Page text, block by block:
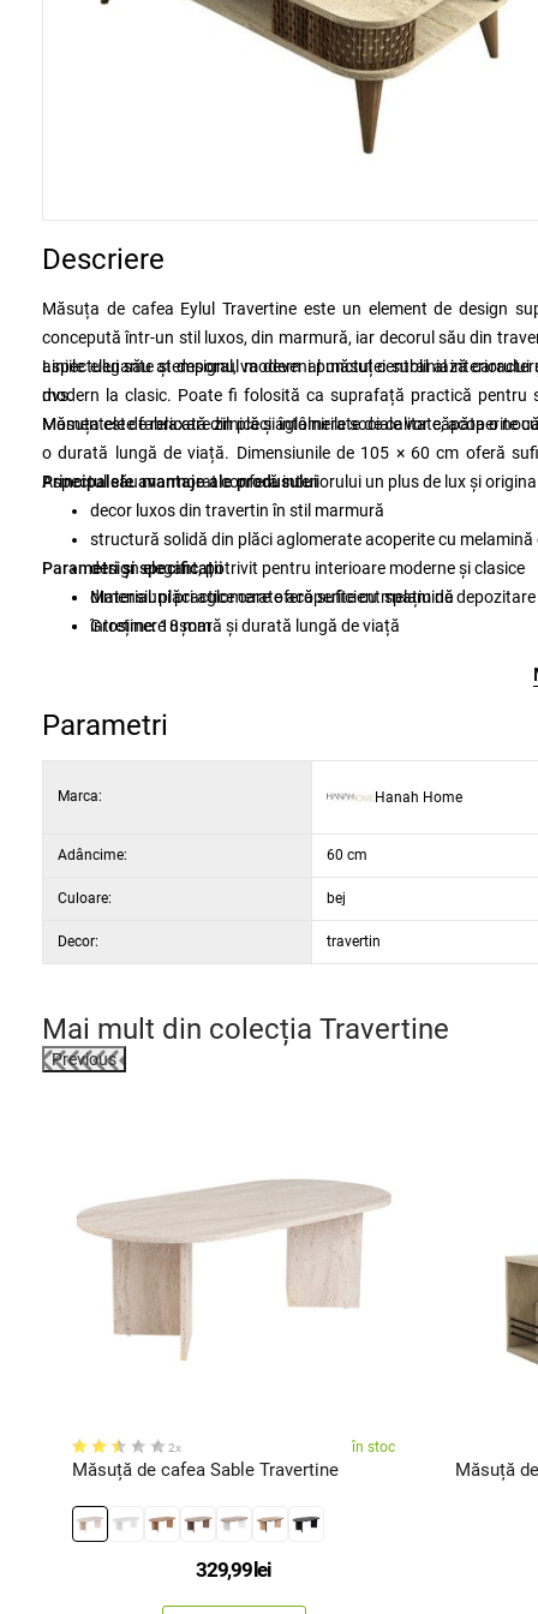
Descriere
Măsuța de cafea Eylul Travertine este un element de design
concepută într-un stil luxos, din marmură, iar decorul său din
aspectului său atemporal, va deveni punctul central al
dvs.
Liniile elegante și designul modern al măsuței subliniază
modern la clasic. Poate fi folosită ca suprafață practică pentru
Momentele de relaxare zilnice și întâlnirile sociale vor căpăta o
Măsuța este fabricată din plăci aglomerate de calitate, acoperite
o durată lungă de viață. Dimensiunile de 105 × 60 cm oferă
Aspectul său marmorat conferă interiorului un plus de lux și
Principalele avantaje ale produsului
decor luxos din travertin în stil marmură
structură solidă din plăci aglomerate acoperite cu melamină
design elegant, potrivit pentru interioare moderne și clasice
dimensiuni practice care oferă suficient spațiu de depozitare
întreținere ușoară și durată lungă de viață
Parametri și specificații
Material: plăci aglomerate acoperite cu melamină
Grosime: 18 mm
Parametri
Marca: Hanah Home
Adâncime: 60 cm
Culoare: bej
Decor: travertin
Mai mult din colecția Travertine
Previous
2x în stoc
Măsuță de cafea Sable Travertine
329,99lei
Măsuță